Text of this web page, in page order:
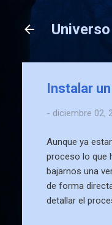
Instalar
- diciembre 02,
Aunque ya
proceso lo que
bajarnos una
de forma
detallar el